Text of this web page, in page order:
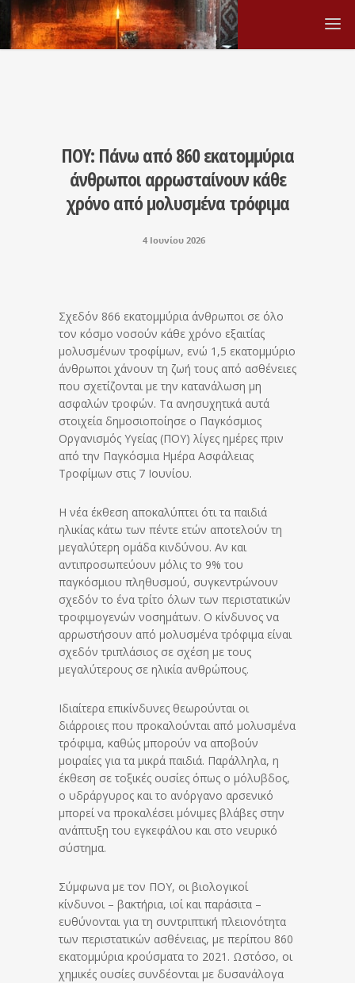
ΠΟΥ: Πάνω από 860 εκατομμύρια
άνθρωποι αρρωσταίνουν κάθε
χρόνο από μολυσμένα τρόφιμα
4 Ιουνίου 2026
Σχεδόν 866 εκατομμύρια άνθρωποι σε όλο
τον κόσμο νοσούν κάθε χρόνο εξαιτίας
μολυσμένων τροφίμων, ενώ 1,5 εκατομμύριο
άνθρωποι χάνουν τη ζωή τους από ασθένειες
που σχετίζονται με την κατανάλωση μη
ασφαλών τροφών. Τα ανησυχητικά αυτά
στοιχεία δημοσιοποίησε ο Παγκόσμιος
Οργανισμός Υγείας (ΠΟΥ) λίγες ημέρες πριν
από την Παγκόσμια Ημέρα Ασφάλειας
Τροφίμων στις 7 Ιουνίου.
Η νέα έκθεση αποκαλύπτει ότι τα παιδιά
ηλικίας κάτω των πέντε ετών αποτελούν τη
μεγαλύτερη ομάδα κινδύνου. Αν και
αντιπροσωπεύουν μόλις το 9% του
παγκόσμιου πληθυσμού, συγκεντρώνουν
σχεδόν το ένα τρίτο όλων των περιστατικών
τροφιμογενών νοσημάτων. Ο κίνδυνος να
αρρωστήσουν από μολυσμένα τρόφιμα είναι
σχεδόν τριπλάσιος σε σχέση με τους
μεγαλύτερους σε ηλικία ανθρώπους.
Ιδιαίτερα επικίνδυνες θεωρούνται οι
διάρροιες που προκαλούνται από μολυσμένα
τρόφιμα, καθώς μπορούν να αποβούν
μοιραίες για τα μικρά παιδιά. Παράλληλα, η
έκθεση σε τοξικές ουσίες όπως ο μόλυβδος,
ο υδράργυρος και το ανόργανο αρσενικό
μπορεί να προκαλέσει μόνιμες βλάβες στην
ανάπτυξη του εγκεφάλου και στο νευρικό
σύστημα.
Σύμφωνα με τον ΠΟΥ, οι βιολογικοί
κίνδυνοι – βακτήρια, ιοί και παράσιτα –
ευθύνονται για τη συντριπτική πλειονότητα
των περιστατικών ασθένειας, με περίπου 860
εκατομμύρια κρούσματα το 2021. Ωστόσο, οι
χημικές ουσίες συνδέονται με δυσανάλογα